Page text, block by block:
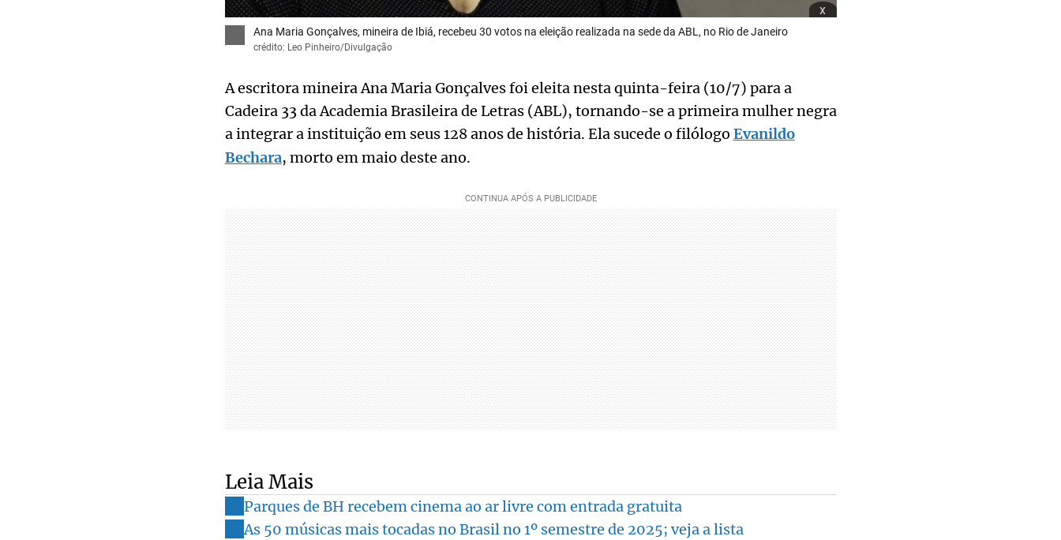
x
Ana Maria Gonçalves, mineira de Ibiá, recebeu 30 votos na eleição realizada na sede da ABL, no Rio de Janeiro
crédito: Leo Pinheiro/Divulgação
A escritora mineira Ana Maria Gonçalves foi eleita nesta quinta-feira (10/7) para a
Cadeira 33 da Academia Brasileira de Letras (ABL), tornando-se a primeira mulher negra
a integrar a instituição em seus 128 anos de história. Ela sucede o filólogo Evanildo
Bechara, morto em maio deste ano.
Leia Mais
Parques de BH recebem cinema ao ar livre com entrada gratuita
As 50 músicas mais tocadas no Brasil no 1º semestre de 2025; veja a lista